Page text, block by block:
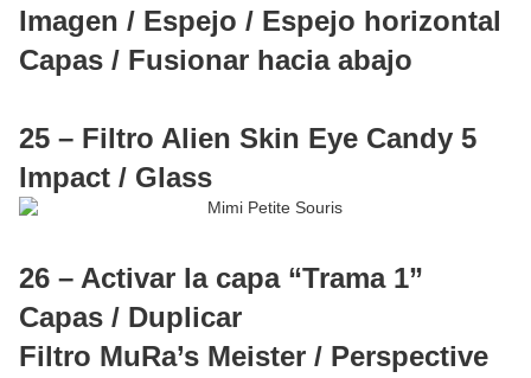
Imagen / Espejo / Espejo horizontal
Capas / Fusionar hacia abajo
25 – Filtro Alien Skin Eye Candy 5
Impact / Glass
26 – Activar la capa “Trama 1”
Capas / Duplicar
Filtro MuRa’s Meister / Perspective